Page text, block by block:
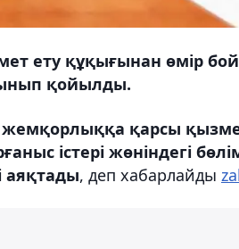
ету құқығынан өмір
қойылды.
қарсы
істері жөніндегі
аяқтады, деп хабарлайды